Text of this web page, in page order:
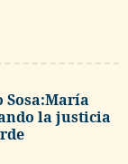
Sosa:María
la justicia